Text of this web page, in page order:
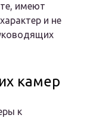
имеют
и не
камер
к